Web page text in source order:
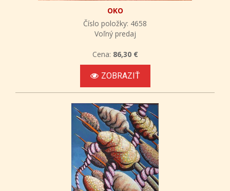
OKO
Číslo položky: 4658
Voľný predaj
Cena: 86,30 €
ZOBRAZIŤ